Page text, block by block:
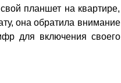
планшет на квартире,
она обратила внимание
для включения своего